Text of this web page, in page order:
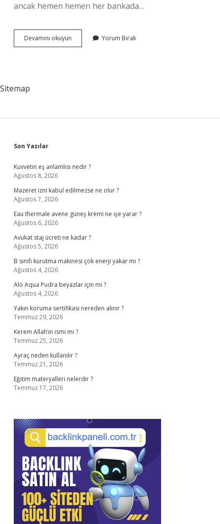
ancak hemen hemen her bankada…
Devamını okuyun
Sayma
Yorum Bırak
Sitemap
Sidebar
Son Yazılar
Kuvvetin eş anlamlısı nedir ?
Ağustos 8, 2026
Mazeret izni kabul edilmezse ne olur ?
Ağustos 7, 2026
Eau thermale avene güneş kremi ne işe yarar ?
Ağustos 6, 2026
Avukat staj ücreti ne kadar ?
Ağustos 5, 2026
B sınıfı kurutma makinesi çok enerji yakar mı ?
Ağustos 4, 2026
Alo Aqua Pudra beyazlar için mi ?
Ağustos 4, 2026
Yakın koruma sertifikası nereden alınır ?
Temmuz 29, 2026
Kerem Allah’ın ismi mi ?
Temmuz 25, 2026
Ayraç neden kullanılır ?
Temmuz 21, 2026
Eğitim materyalleri nelerdir ?
Temmuz 17, 2026